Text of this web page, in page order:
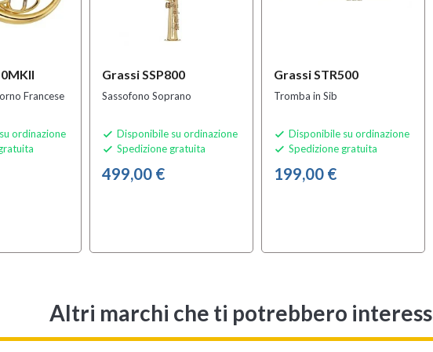
Francese
ordinazione
Grassi SSP800
Sassofono Soprano
 Disponibile su ordinazione
 Spedizione gratuita
499,00 €
Grassi STR500
Tromba in Sib
 Disponibile su ordinazione
 Spedizione gratuita
199,00 €
Altri marchi che ti potrebbero